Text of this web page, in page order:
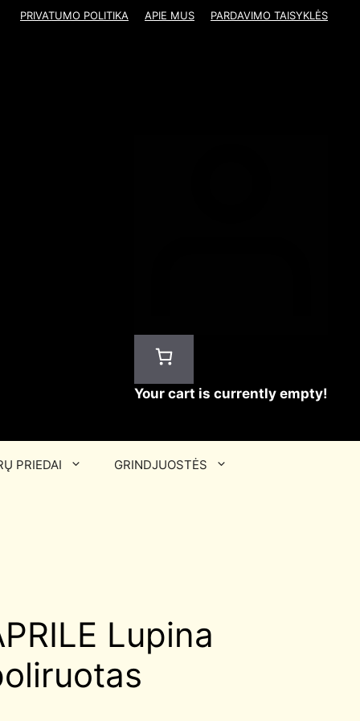
PRIVATUMO POLITIKA APIE MUS PARDAVIMO TAISYKLĖS
Your cart is currently empty!
PRIEDAI GRINDJUOSTĖS
Lupina